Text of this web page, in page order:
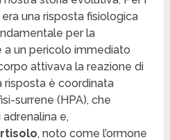
una risposta fisiologica
per la
un pericolo immediato
attivava la reazione di
risposta è coordinata
surrene (HPA), che
e,
, noto come l’ormone